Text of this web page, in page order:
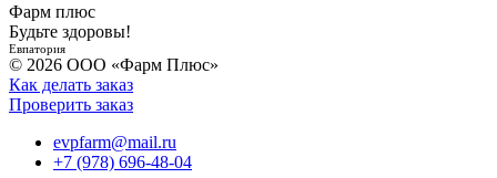
Фарм плюс
Будьте здоровы!
Евпатория
© 2026 ООО «Фарм Плюс»
Как делать заказ
Проверить заказ
evpfarm@mail.ru
+7 (978) 696-48-04